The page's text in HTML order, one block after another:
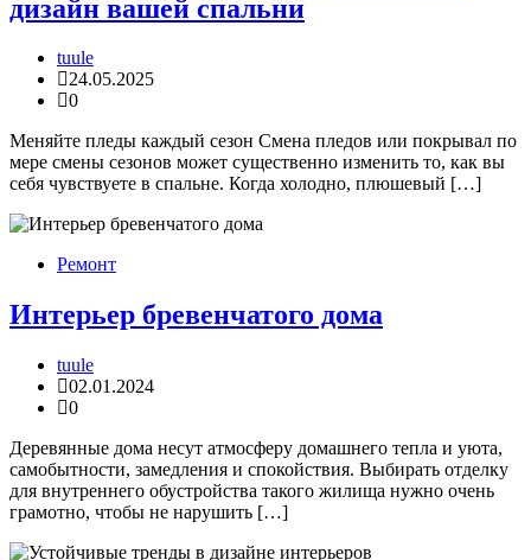
дизайн вашей спальни
tuule
24.05.2025
0
Меняйте пледы каждый сезон Смена пледов или покрывал по
мере смены сезонов может существенно изменить то, как вы
себя чувствуете в спальне. Когда холодно, плюшевый […]
Ремонт
Интерьер бревенчатого дома
tuule
02.01.2024
0
Деревянные дома несут атмосферу домашнего тепла и уюта,
самобытности, замедления и спокойствия. Выбирать отделку
для внутреннего обустройства такого жилища нужно очень
грамотно, чтобы не нарушить […]